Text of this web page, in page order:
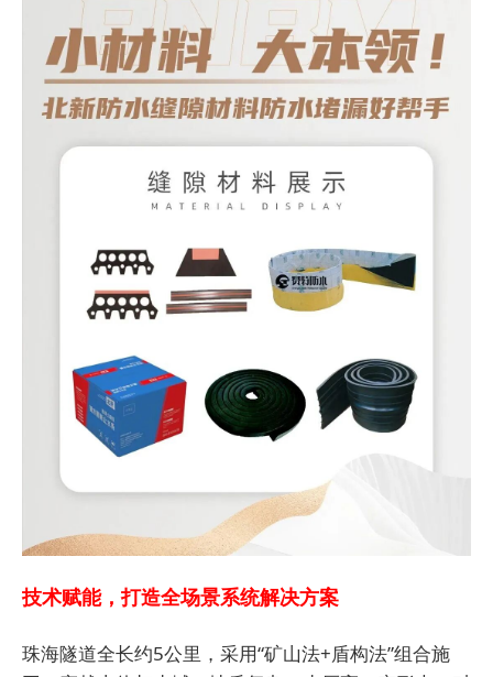
技术赋能，打造全场景系统解决方案
珠海隧道全长约5公里，采用“矿山法+盾构法”组合施